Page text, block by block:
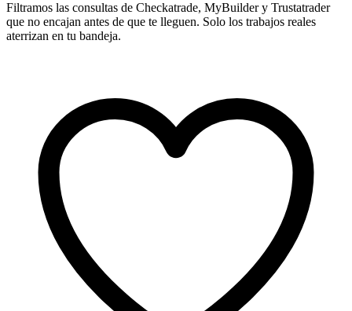
Filtramos las consultas de Checkatrade, MyBuilder y Trustatrader
que no encajan antes de que te lleguen. Solo los trabajos reales
aterrizan en tu bandeja.